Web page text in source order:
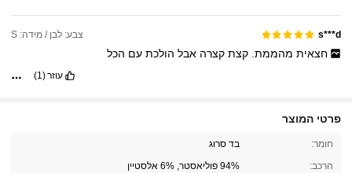
s***d צבע: לבן / מידה: S
חצאית מהממת. קצת קצרה אבל הולכת עם הכל
עוזר(1)
פרטי המוצר
חומר: בד סרוג
הרכב: 94% פוליאסטר, 6% אלסטיין